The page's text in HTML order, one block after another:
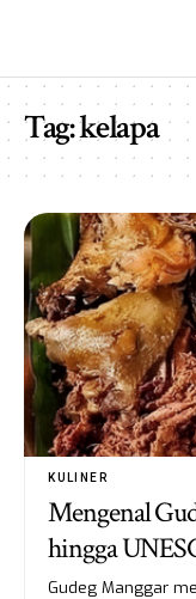
Tag:kelapa
KULINER
Mengenal
hingga
Gudeg Manggar